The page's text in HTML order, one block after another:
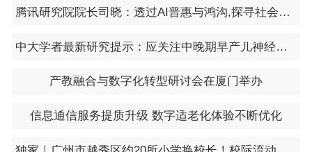
腾讯研究院院长司晓：透过AI普惠与鸿沟,探寻社会增益
中大学者最新研究提示：应关注中晚期早产儿神经发育风险
产教融合与数字化转型研讨会在厦门举办
信息通信服务提质升级 数字适老化体验不断优化